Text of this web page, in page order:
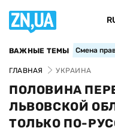
ВАЖНЫЕ ТЕМЫ Смена
ГЛАВНАЯ УКРАИНА
ПОЛОВИНА
ЛЬВОВСКОЙ
ТОЛЬКО ПО-